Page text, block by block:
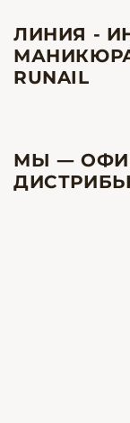
ЛИНИЯ -
RUNAIL
МЫ —